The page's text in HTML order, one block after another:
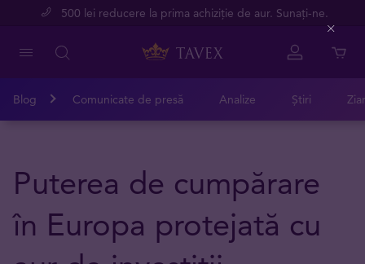
500 lei reducere la prima achiziție de aur. Sunați-ne.
Blog Comunicate de presă Analize Știri
Puterea de cumpărare
în Europa protejată cu
Close